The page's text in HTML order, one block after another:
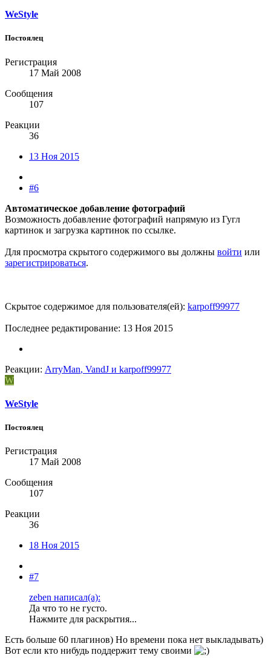
WeStyle
Постоялец
Регистрация
17 Май 2008
Сообщения
107
Реакции
36
13 Ноя 2015
#6
Автоматическое добавление фотографий
Возможность добавление фотографий напрямую из Гугл
картинок и загрузка картинок по ссылке.
Для просмотра скрытого содержимого вы должны войти или
зарегистрироваться.
Скрытое содержимое для пользователя(ей): karpoff99977
Последнее редактирование: 13 Ноя 2015
Реакции: ArryMan, VandJ и karpoff99977
W
WeStyle
Постоялец
Регистрация
17 Май 2008
Сообщения
107
Реакции
36
18 Ноя 2015
#7
zeben написал(а):
Да что то не густо.
Нажмите для раскрытия...
Есть больше 60 плагинов) Но времени пока нет выкладывать)
Вот если кто нибудь поддержит тему своими